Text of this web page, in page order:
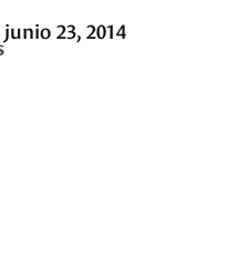
junio 23, 2014